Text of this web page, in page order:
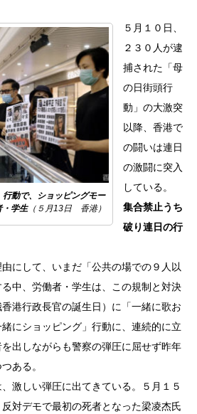
行動で、ショッピングモー
・学生（５月13日 香港）
５月１０日、
２３０人が逮
捕された「母
の日街頭行
動」の大激突
以降、香港で
の闘いは連日
の激闘に突入
している。
集合禁止うち
破り連日の行
にして、いまだ「公共の場での９人以
る中、労働者・学生は、この規制と対決
港行政長官の誕生日）に「一緒に歌お
にショッピング」行動に、連続的に立
出しながらも警察の弾圧に屈せず昨年
ある。
激しい弾圧に出てきている。５月１５
対デモで最初の死者となった梁凌杰氏